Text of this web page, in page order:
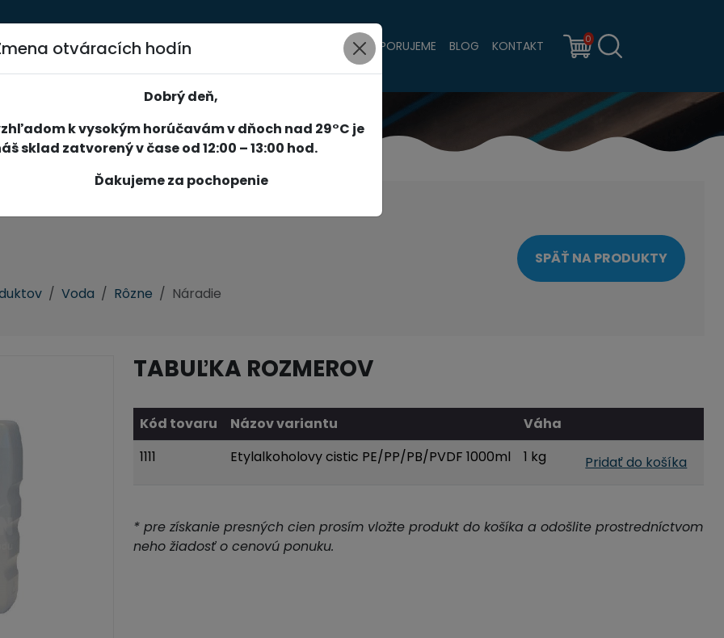
AKCIE NOVINKY SPOLOČNOSŤ PODPORUJEME BLOG KONTAKT 0
Voda Rôzne Náradie
SPÄŤ NA PRODUKTY
TABUĽKA ROZMEROV
Kód tovaru Názov variantu
Váha
1111
Etylalkoholovy cistic PE/PP/PB/PVDF 1000ml 1 kg Pridať do košíka
* pre získanie presných cien prosím vložte produkt do košíka a odošlite prostredníctvom
neho žiadosť o cenovú ponuku.
otváracích hodín
Dobrý deň,
k vysokým horúčavám v dňoch nad 29°C je
sklad zatvorený v čase od 12:00 – 13:00 hod.
Ďakujeme za pochopenie